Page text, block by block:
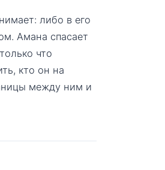
либо в его
Амана спасает
что
кто он на
между ним и